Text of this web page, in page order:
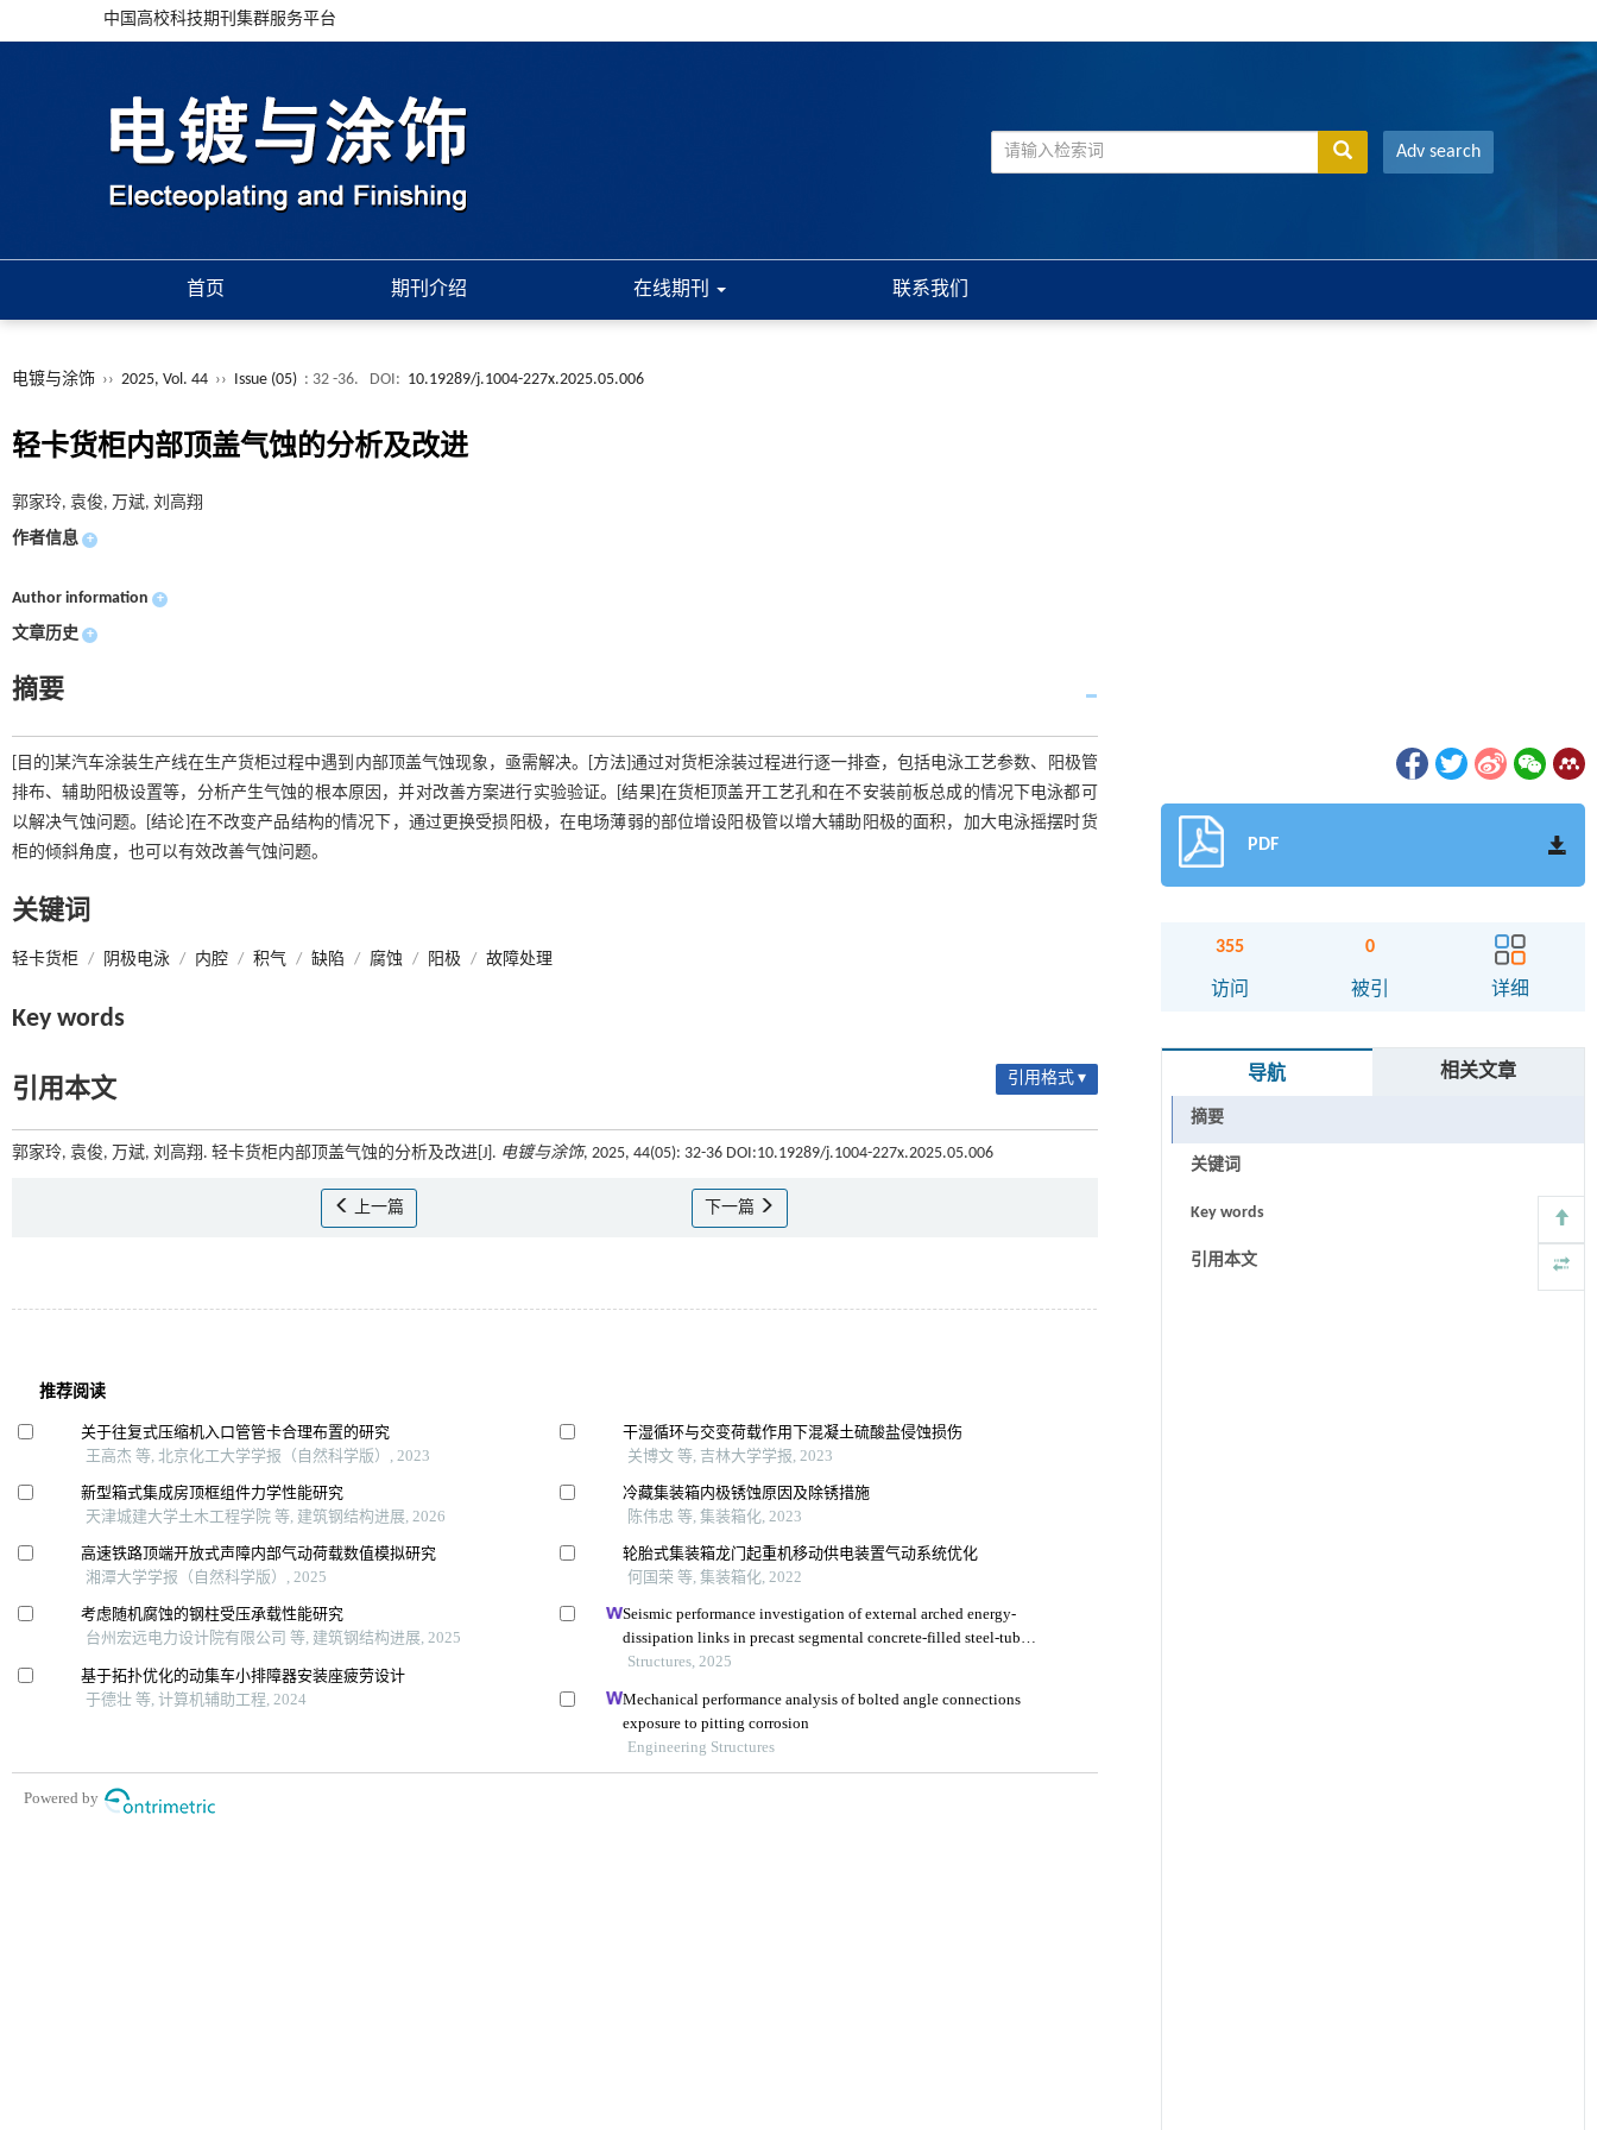
中国高校科技期刊集群服务平台
Adv search
首页 期刊介绍 在线期刊 联系我们
电镀与涂饰 ›› 2025, Vol. 44 ›› Issue (05) : 32 -36. DOI: 10.19289/j.1004-227x.2025.05.006
轻卡货柜内部顶盖气蚀的分析及改进
郭家玲, 袁俊, 万斌, 刘高翔
作者信息 +
Author information +
文章历史 +
摘要
[目的]某汽车涂装生产线在生产货柜过程中遇到内部顶盖气蚀现象，亟需解决。[方法]通过对货柜涂装过程进行逐一排查，包括电泳工艺参数、阳极管
排布、辅助阳极设置等，分析产生气蚀的根本原因，并对改善方案进行实验验证。[结果]在货柜顶盖开工艺孔和在不安装前板总成的情况下电泳都可
以解决气蚀问题。[结论]在不改变产品结构的情况下，通过更换受损阳极，在电场薄弱的部位增设阳极管以增大辅助阳极的面积，加大电泳摇摆时货
柜的倾斜角度，也可以有效改善气蚀问题。
关键词
轻卡货柜 / 阴极电泳 / 内腔 / 积气 / 缺陷 / 腐蚀 / 阳极 / 故障处理
Key words
引用本文 引用格式 ▾
郭家玲, 袁俊, 万斌, 刘高翔. 轻卡货柜内部顶盖气蚀的分析及改进[J]. 电镀与涂饰, 2025, 44(05): 32-36 DOI:10.19289/j.1004-227x.2025.05.006
上一篇 下一篇
PDF
355
访问
0
被引 详细
导航 相关文章
摘要
关键词
Key words
引用本文